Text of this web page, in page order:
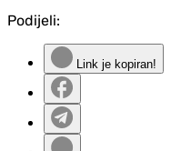
Podijeli:
Link je kopiran!